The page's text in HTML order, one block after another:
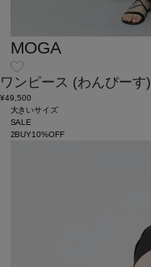
MOGA
ワンピース (わんぴーす)
¥49,500
大きいサイズ
SALE
2BUY10%OFF